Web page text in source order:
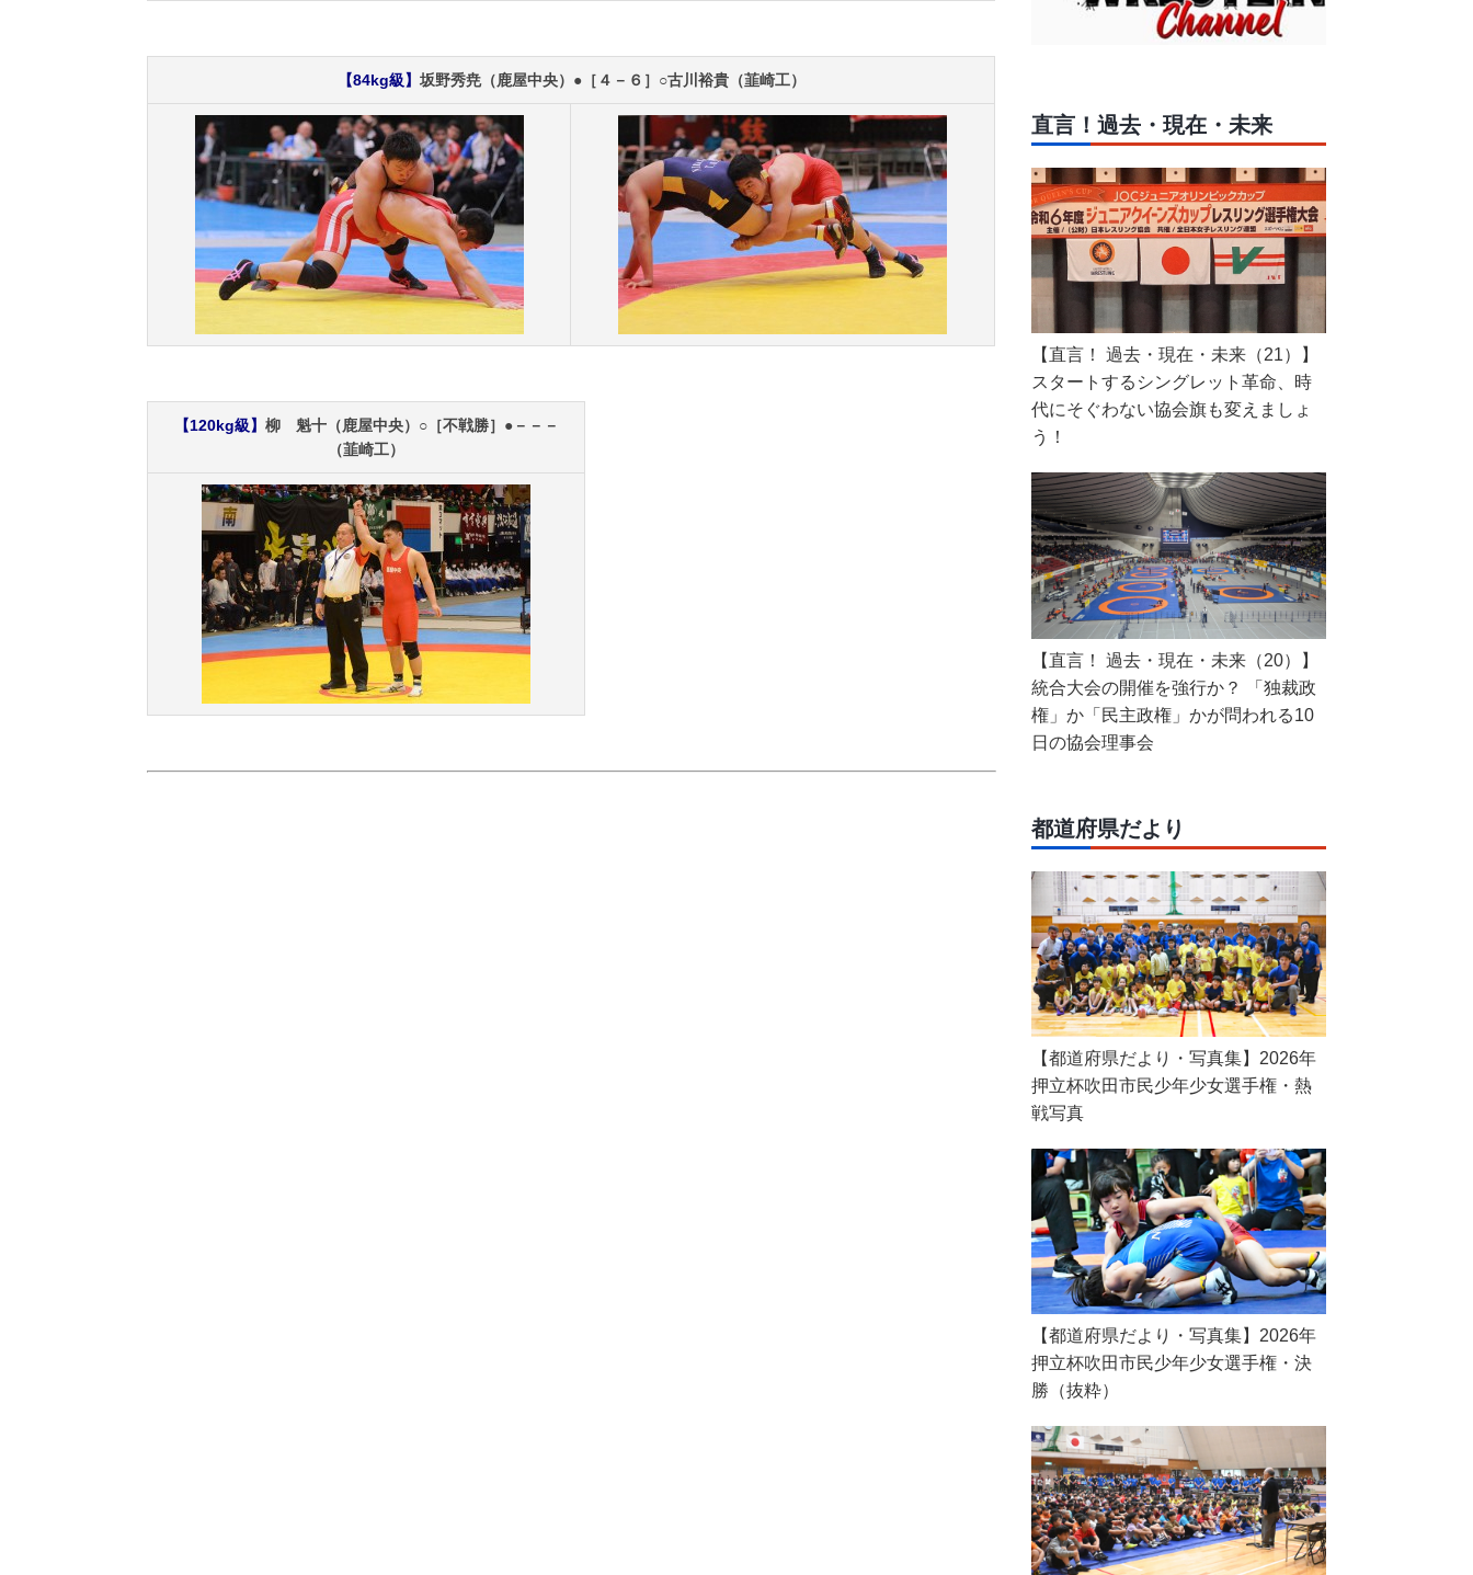
【84kg級】 坂野秀尭（鹿屋中央）●［４－６］○古川裕貴（韮崎工）
【120kg級】 柳 魁十（鹿屋中央）○［不戦勝］●－－－
（韮崎工）
直言！過去・現在・未来
【直言！ 過去・現在・未来（21）】
スタートするシングレット革命、時
代にそぐわない協会旗も変えましょ
う！
【直言！ 過去・現在・未来（20）】
統合大会の開催を強行か？ 「独裁政
権」か「民主政権」かが問われる10
日の協会理事会
都道府県だより
【都道府県だより・写真集】2026年
押立杯吹田市民少年少女選手権・熱
戦写真
【都道府県だより・写真集】2026年
押立杯吹田市民少年少女選手権・決
勝（抜粋）